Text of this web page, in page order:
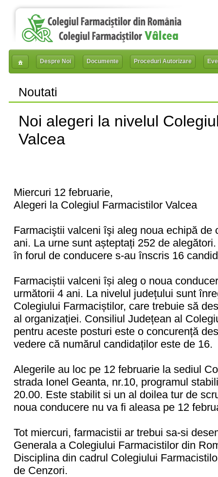
Despre Noi Documente Proceduri Autorizare
Noutati
Noi alegeri la nivelul
Valcea
Miercuri 12 februarie,
Alegeri la Colegiul Farmacistilor Valcea
Farmaciştii valceni îşi aleg noua echipă de
ani. La urne sunt așteptați 252 de
în forul de conducere s-au înscris 16
Farmaciștii valceni își aleg o noua
următorii 4 ani. La nivelul județului sunt
Colegiului Farmaciștilor, care trebuie să
al organizației. Consiliul Județean al
pentru aceste posturi este o concurență
vedere că numărul candidaților este de 16.
Alegerile au loc pe 12 februarie la sediul
strada Ionel Geanta, nr.10, programul
20.00. Este stabilit si un al doilea tur de
noua conducere nu va fi aleasa pe 12
Tot miercuri, farmacistii ar trebui sa-si
Generala a Colegiului Farmacistilor din
Disciplina din cadrul Colegiului
de Cenzori.